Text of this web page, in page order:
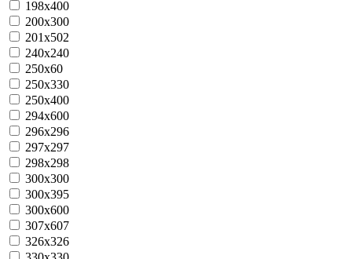
198х400
200x300
201х502
240х240
250х60
250x330
250x400
294х600
296x296
297х297
298х298
300х300
300х395
300х600
307x607
326х326